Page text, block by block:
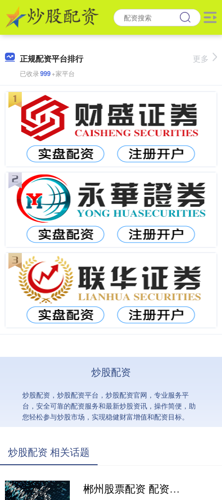
正规配资平台排行
已收录999+家平台
更多
炒股配资
炒股配资，炒股配资平台，炒股配资官网，专业服务平
台，安全可靠的配资服务和最新炒股资讯，操作简便，助
您轻松参与炒股市场，实现稳健财富增值和配资目标。
炒股配资 相关话题
郴州股票配资 配资靠谱，尽在股票配资门户